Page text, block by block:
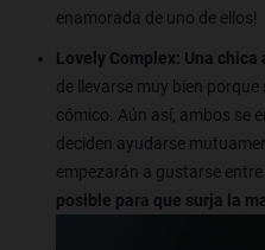
enamorada de uno de ellos!
Lovely Complex: Una chica
de llevarse muy bien
cómico. Aún así, ambos se
deciden ayudarse
empezarán a gustarse entre
posible para que surja la